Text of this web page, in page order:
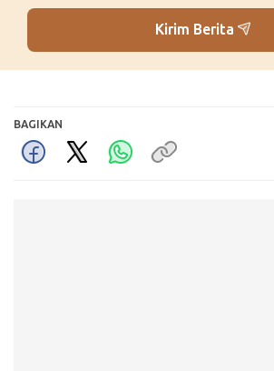
Kirim Berita
BAGIKAN